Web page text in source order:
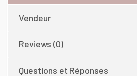
Vendeur
Reviews (0)
Questions et Réponses